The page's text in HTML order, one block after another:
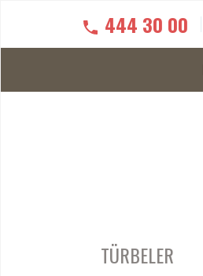
444 30 00
TÜRBELER